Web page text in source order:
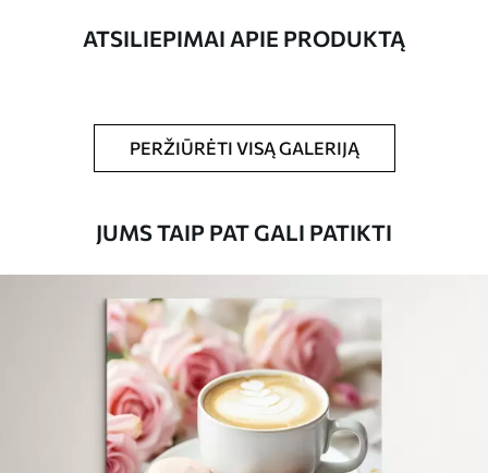
Straipsnio
s39700
Galite padengti laku.
Standartas
Iš15.00€
Premium
Eco-Premium
ATSILIEPIMAI APIE PRODUKTĄ
PERŽIŪRĖTI VISĄ GALERIJĄ
JUMS TAIP PAT GALI PATIKTI